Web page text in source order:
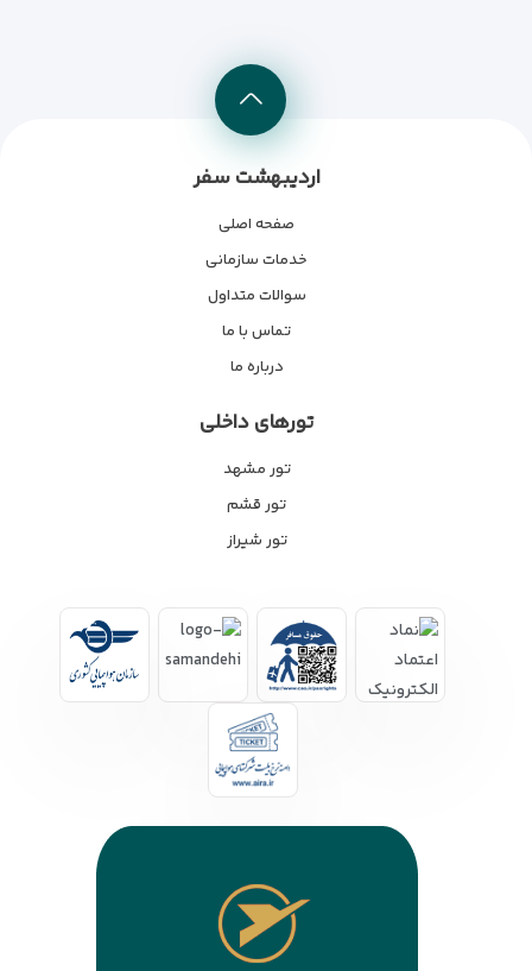
اردیبهشت سفر
صفحه اصلی
خدمات سازمانی
سوالات متداول
تماس با ما
درباره ما
تورهای داخلی
تور مشهد
تور قشم
تور شیراز